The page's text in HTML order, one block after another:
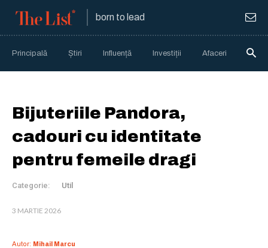
born to lead
Principală Știri Influență Investiții Afaceri
Bijuteriile Pandora,
cadouri cu identitate
pentru femeile dragi
Categorie: Util
3 MARTIE 2026
Autor: Mihail Marcu